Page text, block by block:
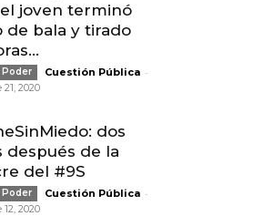
joven terminó
de bala y tirado
Poder Cuestión Pública -
2020
dos
después de la
del #9S
Poder Cuestión Pública -
2020